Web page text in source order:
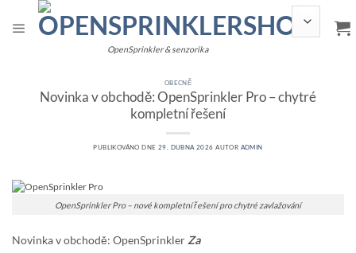
obsah
OpenSprinkler & senzorika
OBECNĚ
Novinka v obchodě: OpenSprinkler Pro – chytré
kompletní řešení
PUBLIKOVÁNO DNE 29. DUBNA 2026 AUTOR ADMIN
OpenSprinkler Pro – nové kompletní řešení pro chytré zavlažování
Novinka v obchodě: OpenSprinklerZa